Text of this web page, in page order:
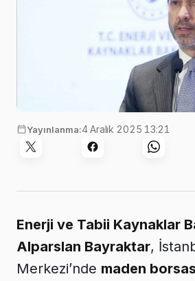
Yayınlanma:4 Aralık 2025 13:21
Enerji ve Tabii Kaynaklar
Alparslan Bayraktar,
Merkezi’nde maden